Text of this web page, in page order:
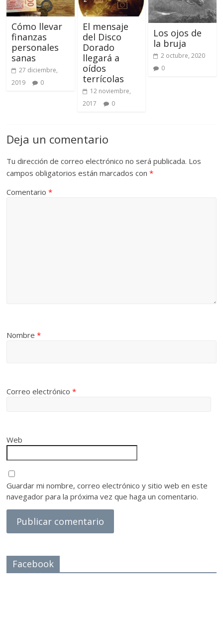
Cómo llevar
finanzas
personales
sanas
27 diciembre,
2019
0
El mensaje
del Disco
Dorado
llegará a
oídos
terrícolas
12 noviembre,
2017
0
Los ojos de
la bruja
2 octubre, 2020
0
Deja un comentario
Tu dirección de correo electrónico no será publicada. Los
campos obligatorios están marcados con*
Comentario*
Nombre*
Correo electrónico*
Web
Guardar mi nombre, correo electrónico y sitio web en este
navegador para la próxima vez que haga un comentario.
Facebook